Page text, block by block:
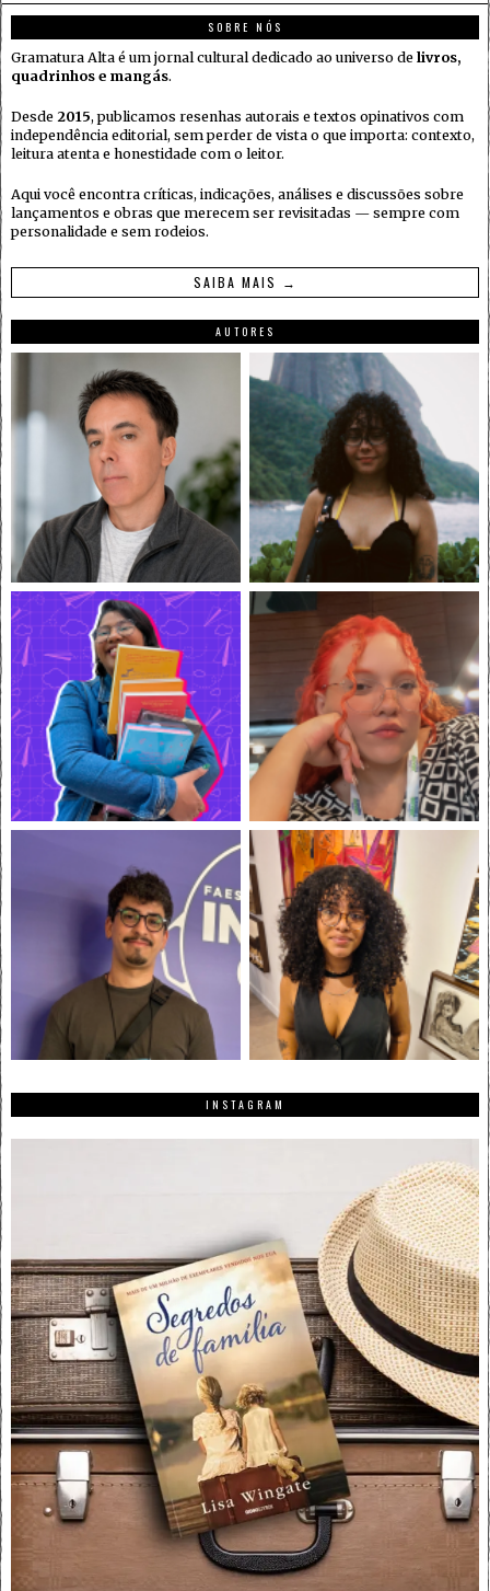
SOBRE NÓS
Gramatura Alta é um jornal cultural dedicado ao universo de livros,
quadrinhos e mangás.
Desde 2015, publicamos resenhas autorais e textos opinativos com
independência editorial, sem perder de vista o que importa: contexto,
leitura atenta e honestidade com o leitor.
Aqui você encontra críticas, indicações, análises e discussões sobre
lançamentos e obras que merecem ser revisitadas — sempre com
personalidade e sem rodeios.
SAIBA MAIS →
AUTORES
INSTAGRAM